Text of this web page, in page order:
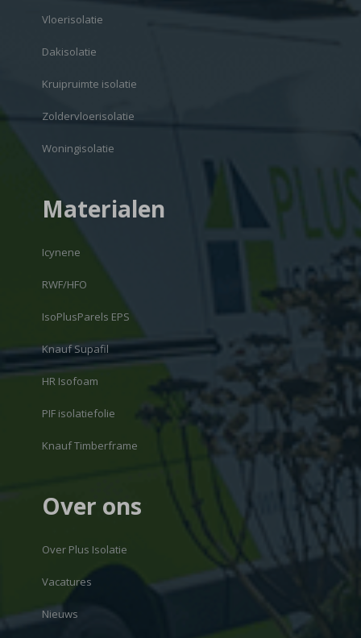
Vloerisolatie
Dakisolatie
Kruipruimte isolatie
Zoldervloerisolatie
Woningisolatie
Materialen
Icynene
RWF/HFO
IsoPlusParels EPS
Knauf Supafil
HR Isofoam
PIF isolatiefolie
Knauf Timberframe
Over ons
Over Plus Isolatie
Vacatures
Nieuws